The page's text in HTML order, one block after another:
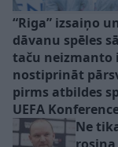
“Riga” izsaiņo
dāvanu spēles
taču neizmanto
nostiprināt
pirms atbildes
UEFA
Ne